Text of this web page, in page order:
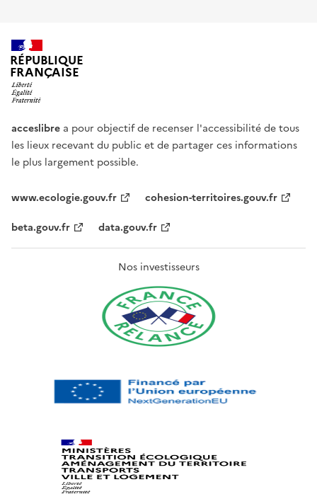
RÉPUBLIQUE
FRANÇAISE
acceslibre a pour objectif de recenser l'accessibilité de tous
les lieux recevant du public et de partager ces informations
le plus largement possible.
www.ecologie.gouv.fr
cohesion-territoires.gouv.fr
beta.gouv.fr
data.gouv.fr
Nos investisseurs